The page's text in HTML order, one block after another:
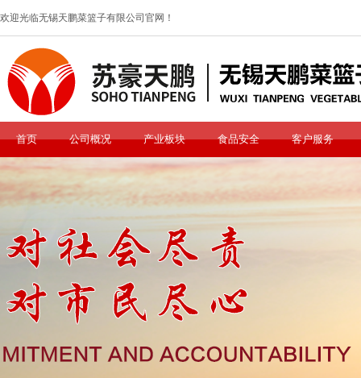
欢迎光临无锡天鹏菜篮子有限公司官网！
首页 公司概况 产业板块 食品安全 客户服务